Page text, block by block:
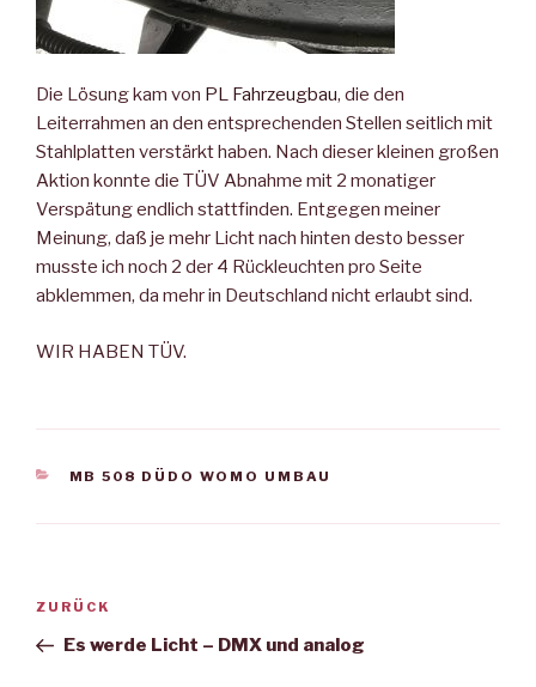
Die Lösung kam von PL Fahrzeugbau, die den
Leiterrahmen an den entsprechenden Stellen seitlich mit
Stahlplatten verstärkt haben. Nach dieser kleinen großen
Aktion konnte die TÜV Abnahme mit 2 monatiger
Verspätung endlich stattfinden. Entgegen meiner
Meinung, daß je mehr Licht nach hinten desto besser
musste ich noch 2 der 4 Rückleuchten pro Seite
abklemmen, da mehr in Deutschland nicht erlaubt sind.
WIR HABEN TÜV.
KATEGORIEN
MB 508 DÜDO WOMO UMBAU
Beitragsnavigation
Vorheriger
Beitrag
ZURÜCK
Es werde Licht – DMX und analog